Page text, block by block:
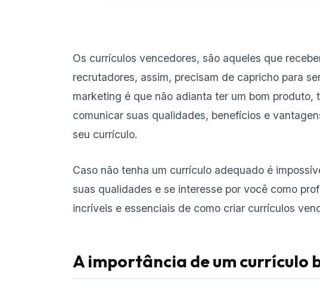
Os currículos vencedores, são aqueles que
recrutadores, assim, precisam de capricho para
marketing é que não adianta ter um bom produto,
comunicar suas qualidades, benefícios e
seu currículo.
Caso não tenha um currículo adequado é
suas qualidades e se interesse por você como
incríveis e essenciais de como criar currículos
A importância de um currículo